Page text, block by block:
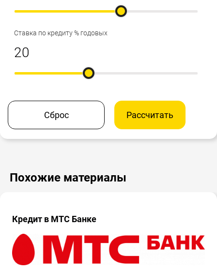
Ставка по кредиту % годовых
Сброс Рассчитать
Похожие материалы
Кредит в МТС Банке